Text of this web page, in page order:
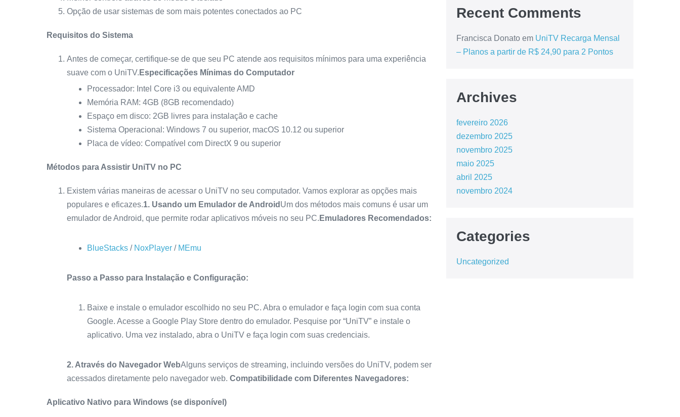
Opção de usar sistemas de som mais potentes conectados ao PC
Requisitos do Sistema
Antes de começar, certifique-se de que seu PC atende aos requisitos mínimos para uma experiência
suave com o UniTV. Especificações Mínimas do Computador
Processador: Intel Core i3 ou equivalente AMD
Memória RAM: 4GB (8GB recomendado)
Espaço em disco: 2GB livres para instalação e cache
Sistema Operacional: Windows 7 ou superior, macOS 10.12 ou superior
Placa de vídeo: Compatível com DirectX 9 ou superior
Métodos para Assistir UniTV no PC
Existem várias maneiras de acessar o UniTV no seu computador. Vamos explorar as opções mais
populares e eficazes.1. Usando um Emulador de Android Um dos métodos mais comuns é usar um
emulador de Android, que permite rodar aplicativos móveis no seu PC. Emuladores Recomendados:
BlueStacks / NoxPlayer / MEmu
Passo a Passo para Instalação e Configuração:
Baixe e instale o emulador escolhido no seu PC. Abra o emulador e faça login com sua conta
Google. Acesse a Google Play Store dentro do emulador. Pesquise por “UniTV” e instale o
aplicativo. Uma vez instalado, abra o UniTV e faça login com suas credenciais.
2. Através do Navegador WebAlguns serviços de streaming, incluindo versões do UniTV, podem ser
acessados diretamente pelo navegador web. Compatibilidade com Diferentes Navegadores:
Aplicativo Nativo para Windows (se disponível)
Recent Comments
Francisca Donatoem UniTV Recarga Mensal
– Planos a partir de R$ 24,90 para 2 Pontos
Archives
fevereiro 2026
dezembro 2025
novembro 2025
maio 2025
abril 2025
novembro 2024
Categories
Uncategorized